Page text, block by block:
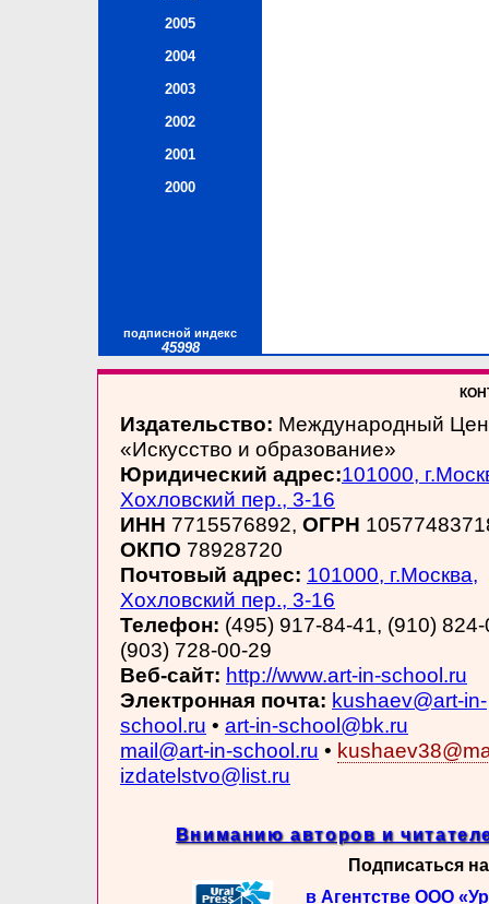
2005
2004
2003
2002
2001
2000
подписной индекс
45998
Издательство: Международный
«Искусство и образование»
Юридический адрес:101000,
Хохловский пер., 3-16
ИНН 7715576892, ОГРН
ОКПО 78928720
Почтовый адрес: 101000, г.Москва,
Хохловский пер., 3-16
Телефон: (495) 917-84-41, (910)
(903) 728-00-29
Веб-сайт: http://www.art-in-school.ru
Электронная почта: kushaev@art-in-
school.ru • art-in-school@bk.ru
mail@art-in-school.ru •
izdatelstvo@list.ru
Вниманию авторов и
Подписаться
в Агентстве ООО